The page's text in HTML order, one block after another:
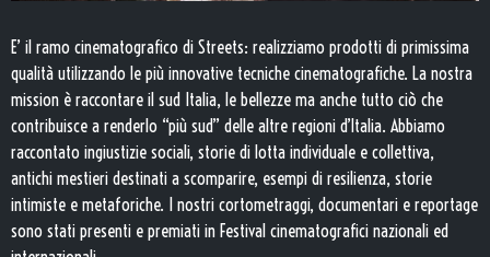
E’ il ramo cinematografico di Streets: realizziamo prodotti di primissima
qualità utilizzando le più innovative tecniche cinematografiche. La nostra
mission è raccontare il sud Italia, le bellezze ma anche tutto ciò che
contribuisce a renderlo “più sud” delle altre regioni d’Italia. Abbiamo
raccontato ingiustizie sociali, storie di lotta individuale e collettiva,
antichi mestieri destinati a scomparire, esempi di resilienza, storie
intimiste e metaforiche. I nostri cortometraggi, documentari e reportage
sono stati presenti e premiati in Festival cinematografici nazionali ed